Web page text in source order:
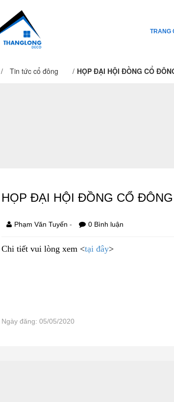
TRANG
/ Tin tức cổ đông / HỌP ĐẠI HỘI ĐỒNG CỔ
HỌP ĐẠI HỘI ĐỒNG CỔ
Phạm Văn Tuyến - 0 Bình luận
Chi tiết vui lòng xem <tại đây>
Ngày đăng: 05/05/2020